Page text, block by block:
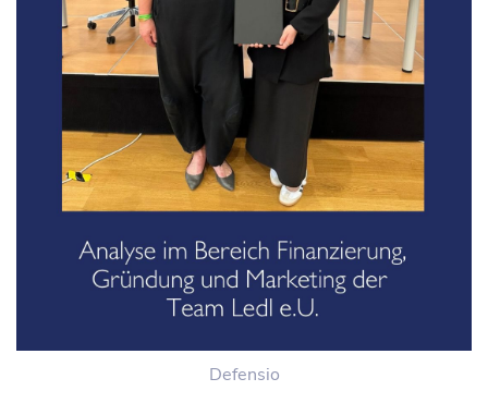
Defensio